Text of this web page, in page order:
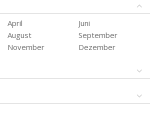
April
Juni
August
September
November Dezember